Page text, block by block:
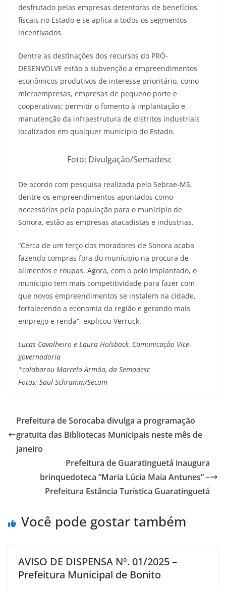
desfrutado pelas empresas detentoras de benefícios
fiscais no Estado e se aplica a todos os segmentos
incentivados.
Dentre as destinações dos recursos do PRÓ-
DESENVOLVE estão a subvenção a empreendimentos
econômicos produtivos de interesse prioritário, como
microempresas, empresas de pequeno porte e
cooperativas; permitir o fomento à implantação e
manutenção da infraestrutura de distritos industriais
localizados em qualquer município do Estado.
Foto: Divulgação/Semadesc
De acordo com pesquisa realizada pelo Sebrae-MS,
dentre os empreendimentos apontados como
necessários pela população para o município de
Sonora, estão as empresas atacadistas e industrias.
“Cerca de um terço dos moradores de Sonora acaba
fazendo compras fora do munícipio na procura de
alimentos e roupas. Agora, com o polo implantado, o
munícipio tem mais competitividade para fazer com
que novos empreendimentos se instalem na cidade,
fortalecendo a economia da região e gerando mais
emprego e renda”, explicou Verruck.
Lucas Cavalheiro e Laura Holsback, Comunicação Vice-
governadoria
*colaborou Marcelo Armôa, da Semadesc
Fotos: Saul Schramm/Secom
Prefeitura de Sorocaba divulga a programação
gratuita das Bibliotecas Municipais neste mês de
janeiro
Prefeitura de Guaratinguetá inaugura
brinquedoteca “Maria Lúcia Maia Antunes” –
Prefeitura Estância Turística Guaratinguetá
Você pode gostar também
AVISO DE DISPENSA Nº. 01/2025 –
Prefeitura Municipal de Bonito